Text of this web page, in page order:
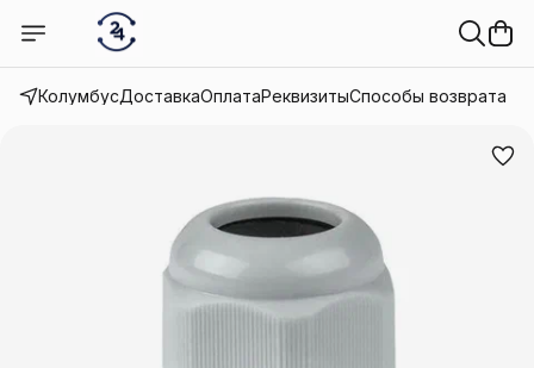
КолумбусДоставкаОплатаРеквизитыСпособы возврата